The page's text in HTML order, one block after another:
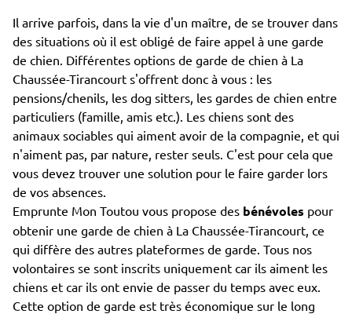
Il arrive parfois, dans la vie d'un maître, de se trouver dans
des situations où il est obligé de faire appel à une garde
de chien. Différentes options de garde de chien à La
Chaussée-Tirancourt s'offrent donc à vous : les
pensions/chenils, les dog sitters, les gardes de chien entre
particuliers (famille, amis etc.). Les chiens sont des
animaux sociables qui aiment avoir de la compagnie, et qui
n'aiment pas, par nature, rester seuls. C'est pour cela que
vous devez trouver une solution pour le faire garder lors
de vos absences.
Emprunte Mon Toutou vous propose des bénévoles pour
obtenir une garde de chien à La Chaussée-Tirancourt, ce
qui diffère des autres plateformes de garde. Tous nos
volontaires se sont inscrits uniquement car ils aiment les
chiens et car ils ont envie de passer du temps avec eux.
Cette option de garde est très économique sur le long